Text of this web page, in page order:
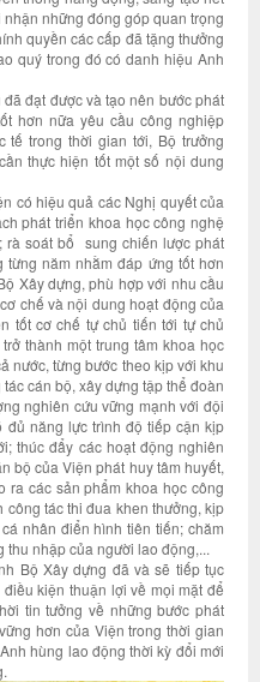
những đóng góp quan trọng
quyền các cấp đã tặng thưởng
quý trong đó có danh hiệu Anh
đạt được và tạo nên bước phát
hơn nữa yêu cầu công nghiệp
trong thời gian tới, Bộ trưởng
thực hiện tốt một số nội dung
có hiệu quả các Nghị quyết của
phát triển khoa học công nghệ
rà soát bổ sung chiến lược phát
năm nhằm đáp ứng tốt hơn
Xây dựng, phù hợp với nhu cầu
chế và nội dung hoạt động của
tốt cơ chế tự chủ tiến tới tự chủ
thành một trung tâm khoa học
nước, từng bước theo kịp với khu
cán bộ, xây dựng tập thể đoàn
nghiên cứu vững mạnh với đội
năng lực trình độ tiếp cận kịp
thúc đẩy các hoạt động nghiên
bộ của Viện phát huy tâm huyết,
ra các sản phẩm khoa học công
tác thi đua khen thưởng, kịp
nhân điển hình tiên tiến; chăm
nhập của người lao động,...
Bộ Xây dựng đã và sẽ tiếp tục
kiện thuận lợi về mọi mặt để
tin tưởng về những bước phát
hơn của Viện trong thời gian
hùng lao động thời kỳ đổi mới